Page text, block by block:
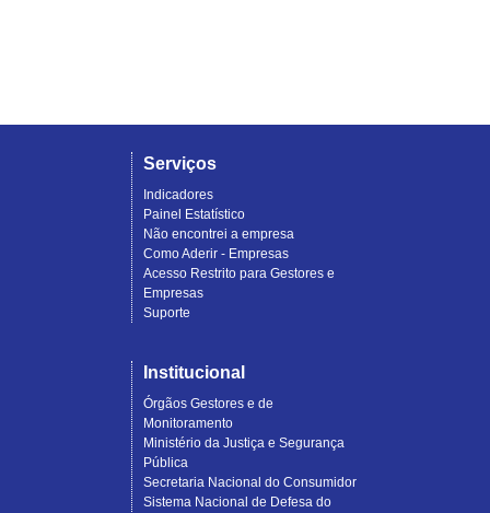
Serviços
Indicadores
Painel Estatístico
Não encontrei a empresa
Como Aderir - Empresas
Acesso Restrito para Gestores e
Empresas
Suporte
Institucional
Órgãos Gestores e de
Monitoramento
Ministério da Justiça e Segurança
Pública
Secretaria Nacional do Consumidor
Sistema Nacional de Defesa do